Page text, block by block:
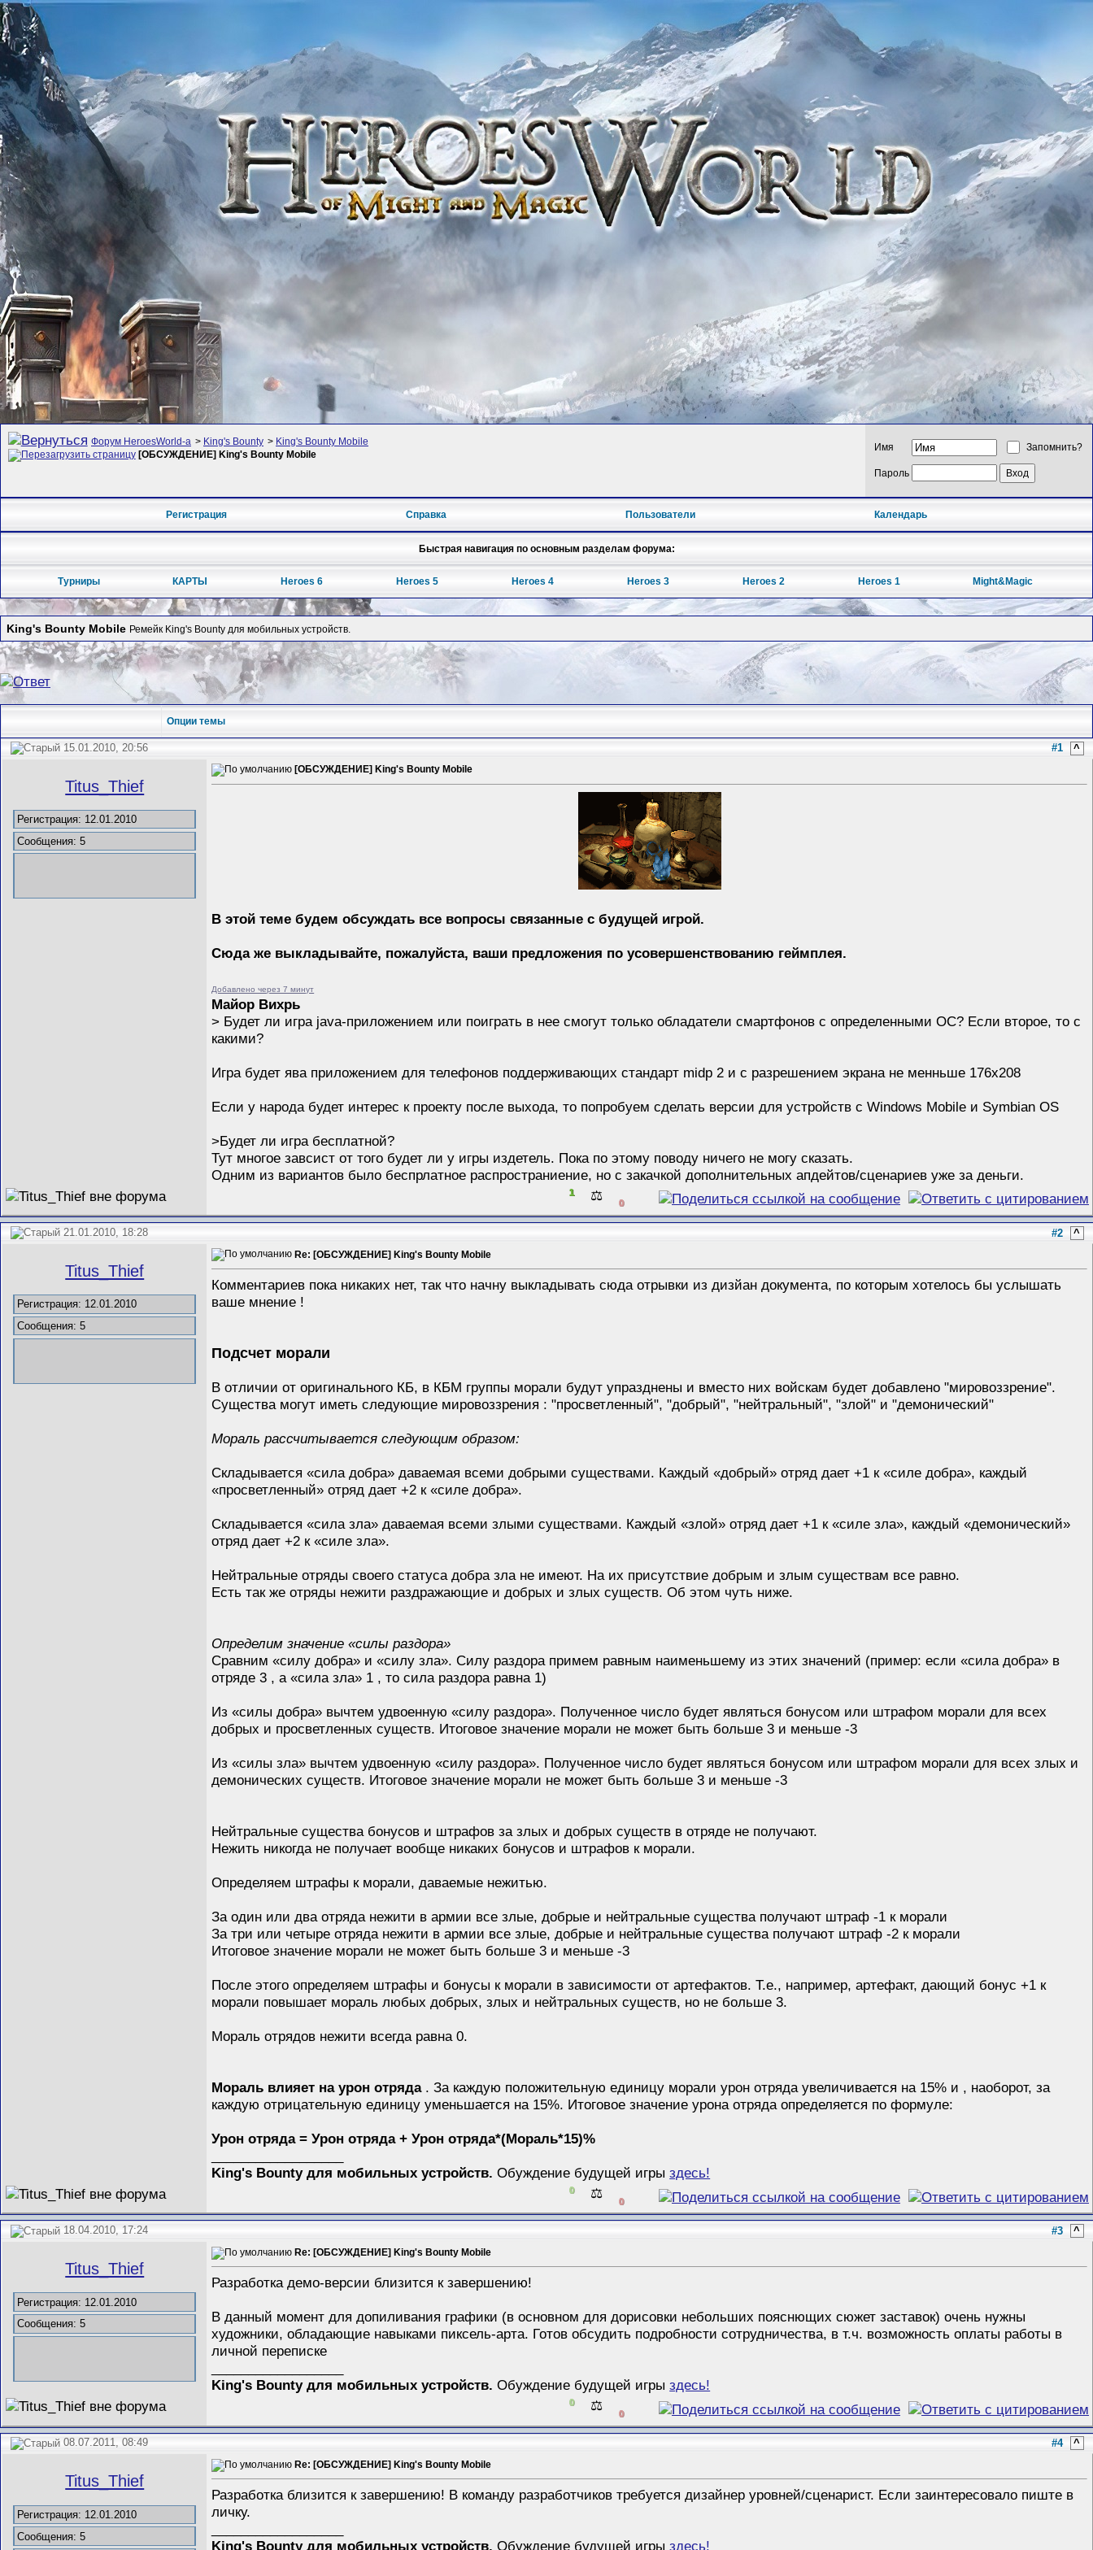
Форум HeroesWorld-а > King's Bounty > King's Bounty Mobile
[ОБСУЖДЕНИЕ] King's Bounty Mobile
Имя Запомнить?
Пароль
Регистрация Справка Пользователи Календарь
Быстрая навигация по основным разделам форума:
Турниры КАРТЫ Heroes 6 Heroes 5 Heroes 4 Heroes 3 Heroes 2 Heroes 1 Might&Magic
King's Bounty Mobile Ремейк King's Bounty для мобильных устройств.
Опции темы
15.01.2010, 20:56 #1 ^
Titus_Thief
Регистрация: 12.01.2010
Сообщения: 5
[ОБСУЖДЕНИЕ] King's Bounty Mobile
В этой теме будем обсуждать все вопросы связанные с будущей игрой.
Сюда же выкладывайте, пожалуйста, ваши предложения по усовершенствованию геймплея.
Добавлено через 7 минут
Майор Вихрь
> Будет ли игра java-приложением или поиграть в нее смогут только обладатели смартфонов с определенными ОС? Если второе, то с
какими?
Игра будет ява приложением для телефонов поддерживающих стандарт midp 2 и с разрешением экрана не менньше 176х208
Если у народа будет интерес к проекту после выхода, то попробуем сделать версии для устройств с Windows Mobile и Symbian OS
>Будет ли игра бесплатной?
Тут многое завсист от того будет ли у игры издетель. Пока по этому поводу ничего не могу сказать.
Одним из вариантов было беспрлатное распространиение, но с закачкой дополнительных апдейтов/сценариев уже за деньги.
1 ⚖️ 0
21.01.2010, 18:28 #2 ^
Titus_Thief
Регистрация: 12.01.2010
Сообщения: 5
Re: [ОБСУЖДЕНИЕ] King's Bounty Mobile
Комментариев пока никаких нет, так что начну выкладывать сюда отрывки из дизйан документа, по которым хотелось бы услышать
ваше мнение !
Подсчет морали
В отличии от оригинального КБ, в КБМ группы морали будут упразднены и вместо них войскам будет добавлено "мировоззрение".
Существа могут иметь следующие мировоззрения : "просветленный", "добрый", "нейтральный", "злой" и "демонический"
Мораль рассчитывается следующим образом:
Складывается «сила добра» даваемая всеми добрыми существами. Каждый «добрый» отряд дает +1 к «силе добра», каждый
«просветленный» отряд дает +2 к «силе добра».
Складывается «сила зла» даваемая всеми злыми существами. Каждый «злой» отряд дает +1 к «силе зла», каждый «демонический»
отряд дает +2 к «силе зла».
Нейтральные отряды своего статуса добра зла не имеют. На их присутствие добрым и злым существам все равно.
Есть так же отряды нежити раздражающие и добрых и злых существ. Об этом чуть ниже.
Определим значение «силы раздора»
Сравним «силу добра» и «силу зла». Силу раздора примем равным наименьшему из этих значений (пример: если «сила добра» в
отряде 3 , а «сила зла» 1 , то сила раздора равна 1)
Из «силы добра» вычтем удвоенную «силу раздора». Полученное число будет являться бонусом или штрафом морали для всех
добрых и просветленных существ. Итоговое значение морали не может быть больше 3 и меньше -3
Из «силы зла» вычтем удвоенную «силу раздора». Полученное число будет являться бонусом или штрафом морали для всех злых и
демонических существ. Итоговое значение морали не может быть больше 3 и меньше -3
Нейтральные существа бонусов и штрафов за злых и добрых существ в отряде не получают.
Нежить никогда не получает вообще никаких бонусов и штрафов к морали.
Определяем штрафы к морали, даваемые нежитью.
За один или два отряда нежити в армии все злые, добрые и нейтральные существа получают штраф -1 к морали
За три или четыре отряда нежити в армии все злые, добрые и нейтральные существа получают штраф -2 к морали
Итоговое значение морали не может быть больше 3 и меньше -3
После этого определяем штрафы и бонусы к морали в зависимости от артефактов. Т.е., например, артефакт, дающий бонус +1 к
морали повышает мораль любых добрых, злых и нейтральных существ, но не больше 3.
Мораль отрядов нежити всегда равна 0.
Мораль влияет на урон отряда . За каждую положительную единицу морали урон отряда увеличивается на 15% и , наоборот, за
каждую отрицательную единицу уменьшается на 15%. Итоговое значение урона отряда определяется по формуле:
Урон отряда = Урон отряда + Урон отряда*(Мораль*15)%
King's Bounty для мобильных устройств.Обуждение будущей игрыздесь!
0 ⚖️ 0
18.04.2010, 17:24 #3 ^
Titus_Thief
Регистрация: 12.01.2010
Сообщения: 5
Re: [ОБСУЖДЕНИЕ] King's Bounty Mobile
Разработка демо-версии близится к завершению!
В данный момент для допиливания графики (в основном для дорисовки небольших пояснющих сюжет заставок) очень нужны
художники, обладающие навыками пиксель-арта. Готов обсудить подробности сотрудничества, в т.ч. возможность оплаты работы в
личной переписке
King's Bounty для мобильных устройств.Обуждение будущей игрыздесь!
0 ⚖️ 0
08.07.2011, 08:49 #4 ^
Titus_Thief
Регистрация: 12.01.2010
Сообщения: 5
Re: [ОБСУЖДЕНИЕ] King's Bounty Mobile
Разработка близится к завершению! В команду разработчиков требуется дизайнер уровней/сценарист. Если заинтересовало пиште в
личку.
King's Bounty для мобильных устройств.Обуждение будущей игрыздесь!